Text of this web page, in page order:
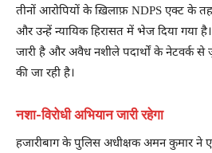
तीनों आरोपियों के ख़िलाफ़ NDPS एक्ट के
और उन्हें न्यायिक हिरासत में भेज दिया गया
जारी है और अवैध नशीले पदार्थों के नेटवर्क
की जा रही है।
नशा-विरोधी अभियान जारी रहेगा
हजारीबाग के पुलिस अधीक्षक अमन कुमार ने